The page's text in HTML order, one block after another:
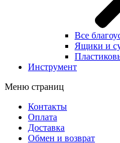
Все
Ящики и
Инструмент
Меню страниц
Контакты
Оплата
Доставка
Обмен и возврат